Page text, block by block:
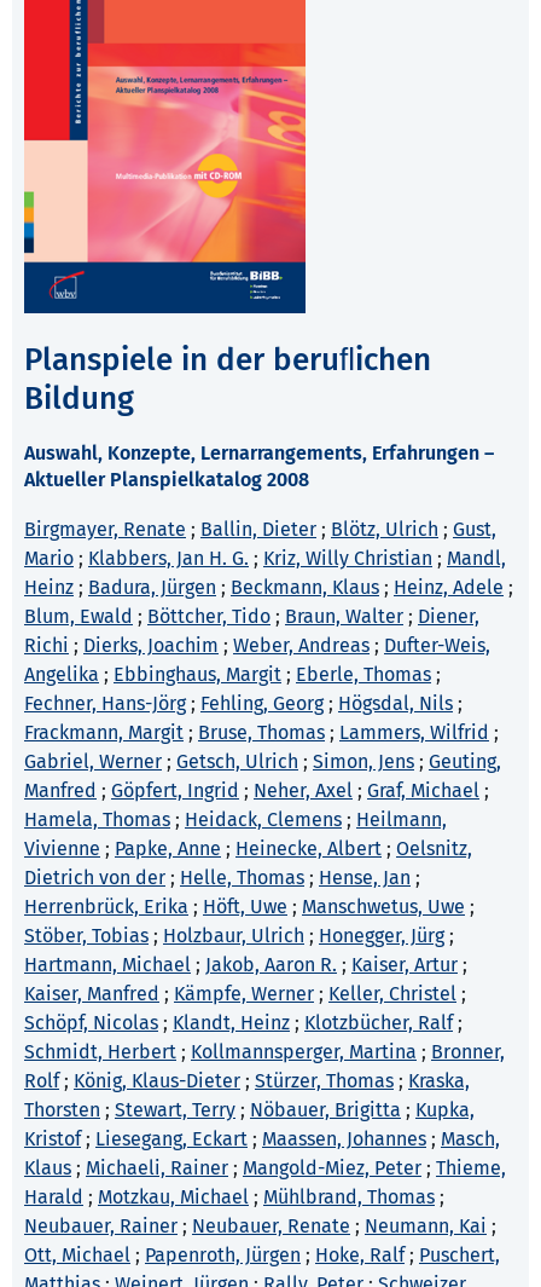
Planspiele in der beruﬂichen
Bildung
Auswahl, Konzepte, Lernarrangements, Erfahrungen –
Aktueller Planspielkatalog 2008
Birgmayer, Renate ; Ballin, Dieter ; Blötz, Ulrich ; Gust,
Mario ; Klabbers, Jan H. G. ; Kriz, Willy Christian ; Mandl,
Heinz ; Badura, Jürgen ; Beckmann, Klaus ; Heinz, Adele ;
Blum, Ewald ; Böttcher, Tido ; Braun, Walter ; Diener,
Richi ; Dierks, Joachim ; Weber, Andreas ; Dufter-Weis,
Angelika ; Ebbinghaus, Margit ; Eberle, Thomas ;
Fechner, Hans-Jörg; Fehling, Georg; Högsdal, Nils ;
Frackmann, Margit ; Bruse, Thomas ; Lammers, Wilfrid ;
Gabriel, Werner ; Getsch, Ulrich ; Simon, Jens ; Geuting,
Manfred ; Göpfert, Ingrid ; Neher, Axel ; Graf, Michael ;
Hamela, Thomas ; Heidack, Clemens ; Heilmann,
Vivienne ; Papke, Anne ; Heinecke, Albert ; Oelsnitz,
Dietrich von der ; Helle, Thomas ; Hense, Jan ;
Herrenbrück, Erika ; Höft, Uwe ; Manschwetus, Uwe ;
Stöber, Tobias ; Holzbaur, Ulrich ; Honegger, Jürg;
Hartmann, Michael ; Jakob, Aaron R. ; Kaiser, Artur ;
Kaiser, Manfred ; Kämpfe, Werner ; Keller, Christel ;
Schöpf, Nicolas ; Klandt, Heinz ; Klotzbücher, Ralf;
Schmidt, Herbert ; Kollmannsperger, Martina ; Bronner,
Rolf; König, Klaus-Dieter ; Stürzer, Thomas ; Kraska,
Thorsten ; Stewart, Terry ; Nöbauer, Brigitta ; Kupka,
Kristof; Liesegang, Eckart ; Maassen, Johannes ; Masch,
Klaus ; Michaeli, Rainer ; Mangold-Miez, Peter ; Thieme,
Harald ; Motzkau, Michael ; Mühlbrand, Thomas ;
Neubauer, Rainer ; Neubauer, Renate ; Neumann, Kai ;
Ott, Michael ; Papenroth, Jürgen ; Hoke, Ralf; Puschert,